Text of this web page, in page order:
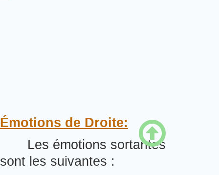

Émotions de Droite:
Les émotions sortantes
sont les suivantes :